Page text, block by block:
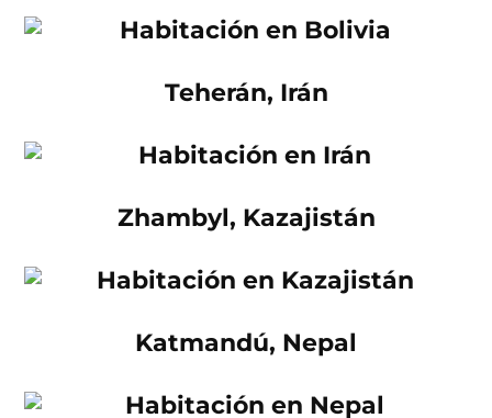
Teherán, Irán
Zhambyl, Kazajistán
Katmandú, Nepal